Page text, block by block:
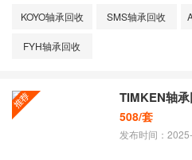
KOYO轴承回收 SMS轴承回收
FYH轴承回收
​TIMKEN轴
508/套
发布时间：